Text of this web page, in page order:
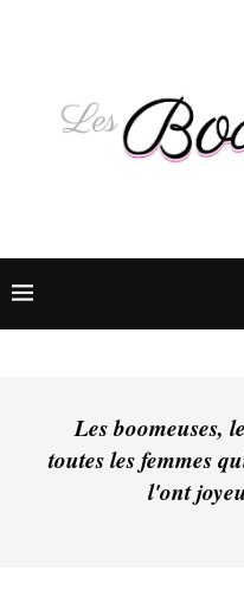
Les boomeuses,
toutes les femmes
l'ont